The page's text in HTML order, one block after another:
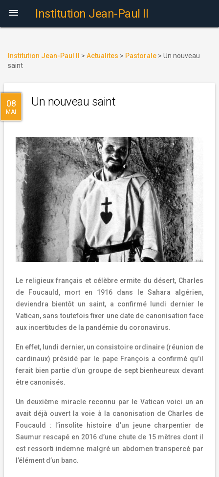
 Institution Jean-Paul II
Institution Jean-Paul II > Actualites > Pastorale > Un nouveau
saint
08
MAI
Un nouveau saint
Le religieux français et célèbre ermite du désert, Charles
de Foucauld, mort en 1916 dans le Sahara algérien,
deviendra bientôt un saint, a confirmé lundi dernier le
Vatican, sans toutefois fixer une date de canonisation face
aux incertitudes de la pandémie du coronavirus.
En effet, lundi dernier, un consistoire ordinaire (réunion de
cardinaux) présidé par le pape François a confirmé qu’il
ferait bien partie d’un groupe de sept bienheureux devant
être canonisés.
Un deuxième miracle reconnu par le Vatican voici un an
avait déjà ouvert la voie à la canonisation de Charles de
Foucauld : l’insolite histoire d’un jeune charpentier de
Saumur rescapé en 2016 d’une chute de 15 mètres dont il
est ressorti indemne malgré un abdomen transpercé par
l’élément d’un banc.